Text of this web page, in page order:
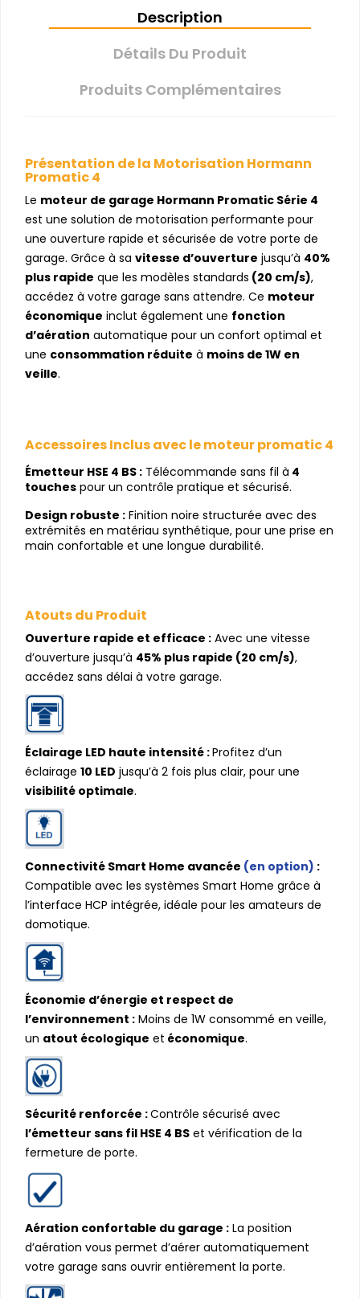
Description
Détails Du Produit
Produits Complémentaires
Présentation de la Motorisation Hormann
Promatic 4
Le moteur de garage Hormann Promatic Série 4
est une solution de motorisation performante pour
une ouverture rapide et sécurisée de votre porte de
garage. Grâce à sa vitesse d’ouverture jusqu’à 40%
plus rapide que les modèles standards (20 cm/s),
accédez à votre garage sans attendre. Ce moteur
économique inclut également une fonction
d’aération automatique pour un confort optimal et
une consommation réduite à moins de 1W en
veille.
Accessoires Inclus avec le moteur promatic 4
Émetteur HSE 4 BS : Télécommande sans fil à 4
touches pour un contrôle pratique et sécurisé.
Design robuste : Finition noire structurée avec des
extrémités en matériau synthétique, pour une prise en
main confortable et une longue durabilité.
Atouts du Produit
Ouverture rapide et efficace : Avec une vitesse
d’ouverture jusqu’à 45% plus rapide (20 cm/s),
accédez sans délai à votre garage.
Éclairage LED haute intensité :Profitez d’un
éclairage 10 LED jusqu’à 2 fois plus clair, pour une
visibilité optimale.
Connectivité Smart Home avancée (en option) :
Compatible avec les systèmes Smart Home grâce à
l’interface HCP intégrée, idéale pour les amateurs de
domotique.
Économie d’énergie et respect de
l’environnement : Moins de 1W consommé en veille,
un atout écologique et économique.
Sécurité renforcée :Contrôle sécurisé avec
l’émetteur sans fil HSE 4 BS et vérification de la
fermeture de porte.
Aération confortable du garage : La position
d’aération vous permet d’aérer automatiquement
votre garage sans ouvrir entièrement la porte.